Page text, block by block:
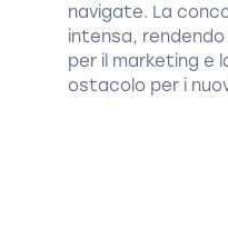
navigate. La
intensa,
per il marketing e
ostacolo per i